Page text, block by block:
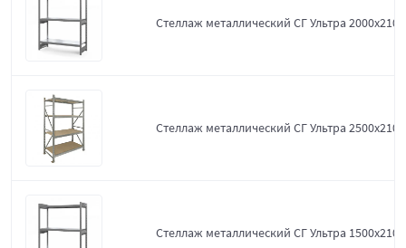
Стеллаж металлический СГ Ультра
Стеллаж металлический СГ Ультра
Стеллаж металлический СГ Ультра